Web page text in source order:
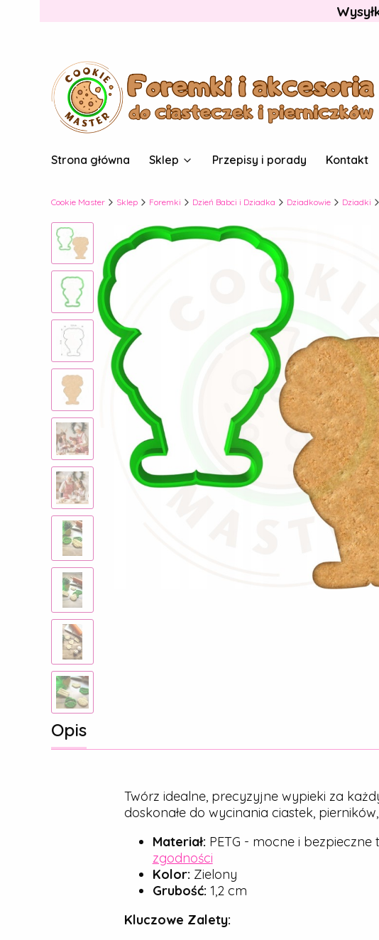
Strona główna Sklep Przepisy i porady Kontakt
Cookie Master Sklep Foremki Dzień Babci i Dziadka Dziadkowie Dziadki
Opis
Twórz idealne, precyzyjne wypieki za
doskonałe do wycinania ciastek,
Materiał: PETG - mocne i
zgodności
Kolor: Zielony
Grubość: 1,2 cm
Kluczowe Zalety: